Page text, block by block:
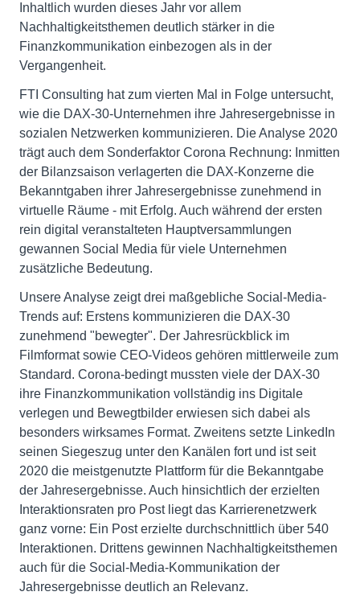
Inhaltlich wurden dieses Jahr vor allem
Nachhaltigkeitsthemen deutlich stärker in die
Finanzkommunikation einbezogen als in der
Vergangenheit.
FTI Consulting hat zum vierten Mal in Folge untersucht,
wie die DAX-30-Unternehmen ihre Jahresergebnisse in
sozialen Netzwerken kommunizieren. Die Analyse 2020
trägt auch dem Sonderfaktor Corona Rechnung: Inmitten
der Bilanzsaison verlagerten die DAX-Konzerne die
Bekanntgaben ihrer Jahresergebnisse zunehmend in
virtuelle Räume - mit Erfolg. Auch während der ersten
rein digital veranstalteten Hauptversammlungen
gewannen Social Media für viele Unternehmen
zusätzliche Bedeutung.
Unsere Analyse zeigt drei maßgebliche Social-Media-
Trends auf: Erstens kommunizieren die DAX-30
zunehmend "bewegter". Der Jahresrückblick im
Filmformat sowie CEO-Videos gehören mittlerweile zum
Standard. Corona-bedingt mussten viele der DAX-30
ihre Finanzkommunikation vollständig ins Digitale
verlegen und Bewegtbilder erwiesen sich dabei als
besonders wirksames Format. Zweitens setzte LinkedIn
seinen Siegeszug unter den Kanälen fort und ist seit
2020 die meistgenutzte Plattform für die Bekanntgabe
der Jahresergebnisse. Auch hinsichtlich der erzielten
Interaktionsraten pro Post liegt das Karrierenetzwerk
ganz vorne: Ein Post erzielte durchschnittlich über 540
Interaktionen. Drittens gewinnen Nachhaltigkeitsthemen
auch für die Social-Media-Kommunikation der
Jahresergebnisse deutlich an Relevanz.